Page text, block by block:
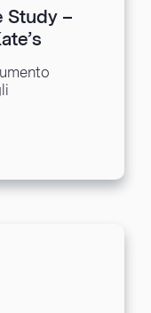
Study –
Per...